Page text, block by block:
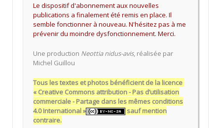
Le dispositif d'abonnement aux nouvelles
publications a finalement été remis en place. Il
semble fonctionner à nouveau. N'hésitez pas à me
prévenir du moindre dysfonctionnement. Merci.
Une production Neottia nidus-avis, réalisée par
Michel Guillou
Tous les textes et photos bénéficient de la licence
« Creative Commons attribution - Pas d’utilisation
commerciale - Partage dans les mêmes conditions
4.0 International »
sauf mention
contraire.